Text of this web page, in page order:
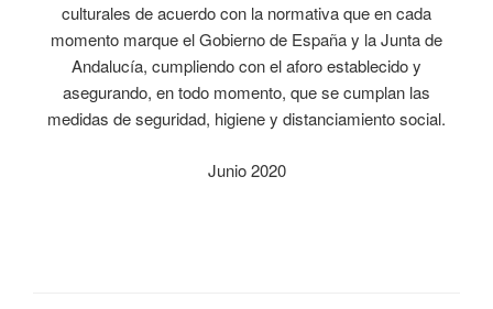
culturales de acuerdo con la normativa que en cada
momento marque el Gobierno de España y la Junta de
Andalucía, cumpliendo con el aforo establecido y
asegurando, en todo momento, que se cumplan las
medidas de seguridad, higiene y distanciamiento social.
Junio 2020